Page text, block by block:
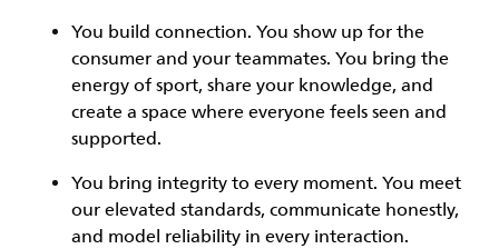
You build connection. You show up for the
consumer and your teammates. You bring the
energy of sport, share your knowledge, and
create a space where everyone feels seen and
supported.
You bring integrity to every moment. You meet
our elevated standards, communicate honestly,
and model reliability in every interaction.